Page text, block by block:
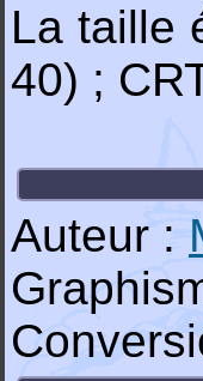
La taille
40) ;
Auteur :